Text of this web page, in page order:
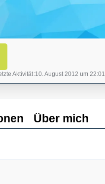
Aktivität 10. August 2012 um 22:01
Über mich